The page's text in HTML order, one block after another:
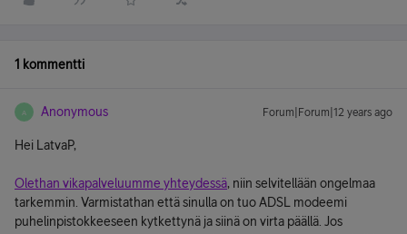
1 kommentti
A Anonymous Forum|Forum|12 years ago
Hei LatvaP,
Olethan vikapalveluumme yhteydessä, niin selvitellään ongelmaa
tarkemmin. Varmistathan että sinulla on tuo ADSL modeemi
puhelinpistokkeeseen kytkettynä ja siinä on virta päällä. Jos